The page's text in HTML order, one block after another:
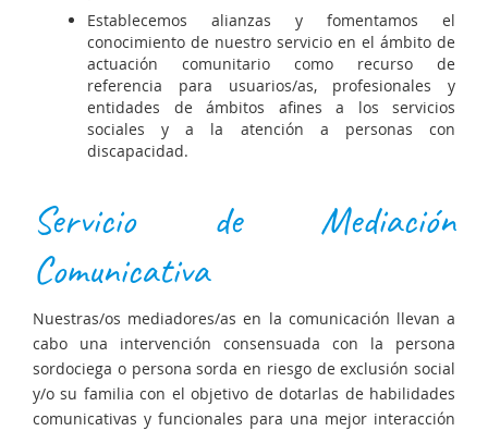
Establecemos alianzas y fomentamos el
conocimiento de nuestro servicio en el ámbito de
actuación comunitario como recurso de
referencia para usuarios/as, profesionales y
entidades de ámbitos afines a los servicios
sociales y a la atención a personas con
discapacidad.
Servicio de Mediación
Comunicativa
Nuestras/os mediadores/as en la comunicación llevan a
cabo una intervención consensuada con la persona
sordociega o persona sorda en riesgo de exclusión social
y/o su familia con el objetivo de dotarlas de habilidades
comunicativas y funcionales para una mejor interacción